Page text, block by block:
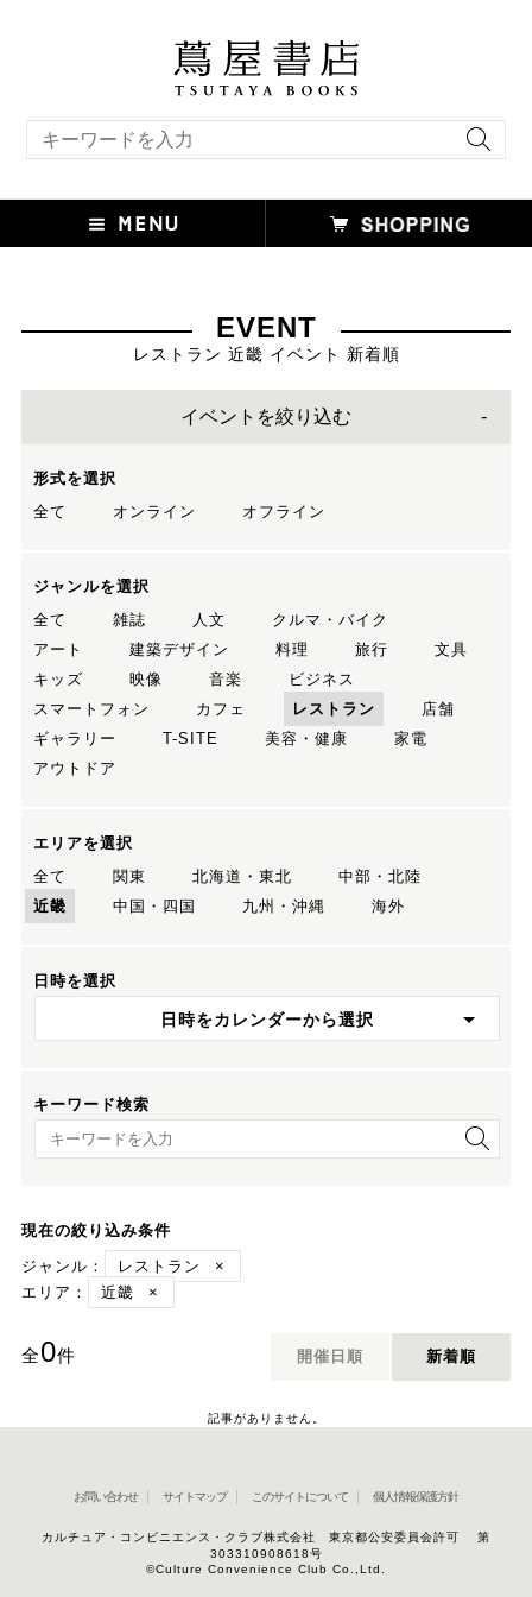
EVENT
レストラン 近畿 イベント 新着順
イベントを絞り込む
形式を選択
全て
オンライン オフライン
ジャンルを選択
全て
雑誌 人文
クルマ・バイク
アート
建築デザイン 料理 旅行
文具
キッズ
映像 音楽
ビジネス
スマートフォン
カフェ レストラン
店舗
ギャラリー
T-SITE 美容・健康
家電
アウトドア
エリアを選択
全て
関東 北海道・東北
中部・北陸
近畿
中国・四国 九州・沖縄 海外
日時を選択
日時をカレンダーから選択
キーワード検索
キーワード検索
現在の絞り込み条件
ジャンル：
レストラン
×
エリア：
近畿 ×
全0件 開催日順 新着順
記事がありません。
お問い合わせ サイトマップ このサイトについて 個人情報保護方針
カルチュア・コンビニエンス・クラブ株式会社 東京都公安委員会許可 第
303310908618号
©Culture Convenience Club Co.,Ltd.